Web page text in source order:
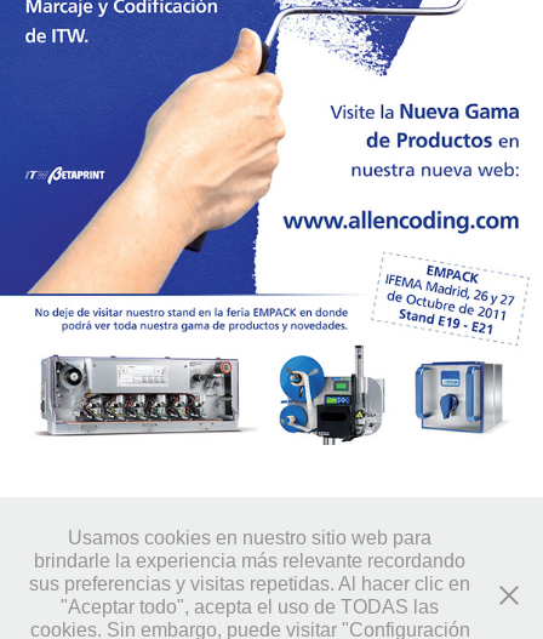
Usamos cookies en nuestro sitio web para
brindarle la experiencia más relevante recordando
sus preferencias y visitas repetidas. Al hacer clic en
"Aceptar todo", acepta el uso de TODAS las
cookies. Sin embargo, puede visitar "Configuración